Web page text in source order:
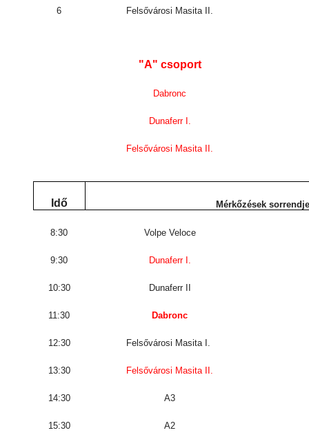
6 Felsővárosi Masita II.
"A" csoport
Dabronc
Dunaferr I.
Felsővárosi Masita II.
Idő Mérkőzések sorrendje
8:30 Volpe Veloce
9:30 Dunaferr I.
10:30 Dunaferr II
11:30 Dabronc
12:30 Felsővárosi Masita I.
13:30 Felsővárosi Masita II.
14:30 A3
15:30 A2